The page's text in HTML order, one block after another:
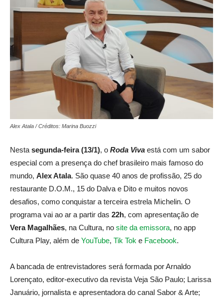
Alex Atala / Créditos: Marina Buozzi
Nesta segunda-feira (13/1), o Roda Viva está com um sabor
especial com a presença do chef brasileiro mais famoso do
mundo, Alex Atala. São quase 40 anos de profissão, 25 do
restaurante D.O.M., 15 do Dalva e Dito e muitos novos
desafios, como conquistar a terceira estrela Michelin. O
programa vai ao ar a partir das 22h, com apresentação de
Vera Magalhães, na Cultura, no site da emissora, no app
Cultura Play, além de YouTube, Tik Tok e Facebook.
A bancada de entrevistadores será formada por Arnaldo
Lorençato, editor-executivo da revista Veja São Paulo; Larissa
Januário, jornalista e apresentadora do canal Sabor & Arte;